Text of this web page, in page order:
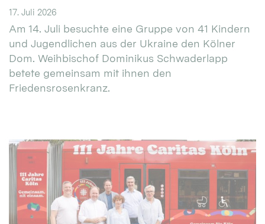
17. Juli 2026
Am 14. Juli besuchte eine Gruppe von 41 Kindern
und Jugendlichen aus der Ukraine den Kölner
Dom. Weihbischof Dominikus Schwaderlapp
betete gemeinsam mit ihnen den
Friedensrosenkranz.